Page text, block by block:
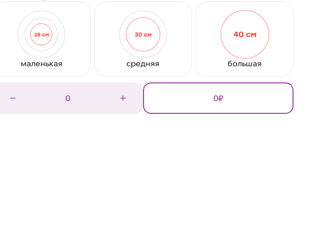
маленькая средняя большая
0 0₽